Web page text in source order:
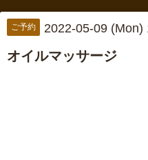
ご予約 2022-05-09 (Mon)
オイルマッサージ